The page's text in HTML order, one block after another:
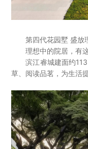
第四代花园墅 盛放
理想中的院居，有
滨江睿城建面约
草、阅读品茗，为生活